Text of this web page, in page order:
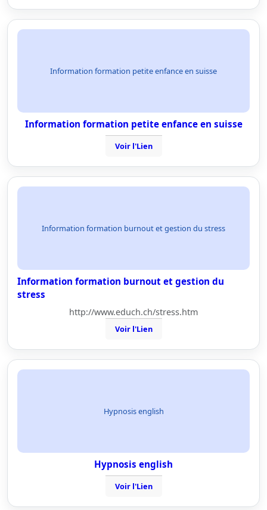
Information formation petite enfance en suisse
Information formation petite enfance en suisse
Voir l'Lien
Information formation burnout et gestion du stress
Information formation burnout et gestion du
stress
http://www.educh.ch/stress.htm
Voir l'Lien
Hypnosis english
Hypnosis english
Voir l'Lien